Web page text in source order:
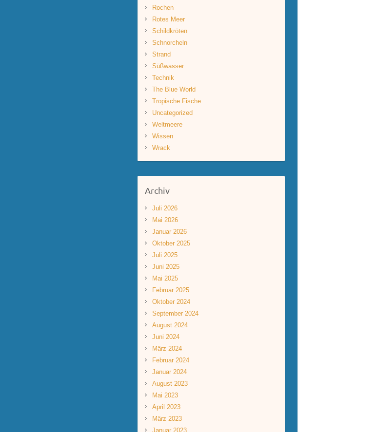
Rochen
Rotes Meer
Schildkröten
Schnorcheln
Strand
Süßwasser
Technik
The Blue World
Tropische Fische
Uncategorized
Weltmeere
Wissen
Wrack
Archiv
Juli 2026
Mai 2026
Januar 2026
Oktober 2025
Juli 2025
Juni 2025
Mai 2025
Februar 2025
Oktober 2024
September 2024
August 2024
Juni 2024
März 2024
Februar 2024
Januar 2024
August 2023
Mai 2023
April 2023
März 2023
Januar 2023